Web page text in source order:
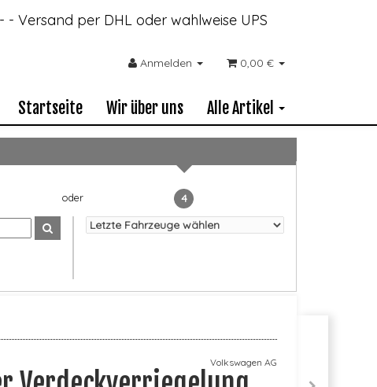
Versand per DHL oder wahlweise UPS
Anmelden 0,00 €
Startseite Wir über uns Alle Artikel
4
Volkswagen AG